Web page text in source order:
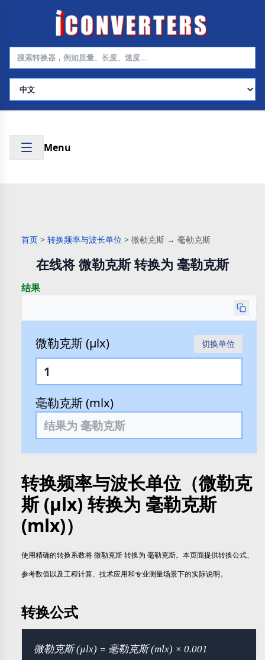
选择语言
Menu
首页 > 转换频率与波长单位 > 微勒克斯 → 毫勒克斯
在线将 微勒克斯 转换为 毫勒克斯
结果
微勒克斯 (µlx) 切换单位
毫勒克斯 (mlx)
转换频率与波长单位（微勒克
斯 (µlx) 转换为 毫勒克斯
(mlx)）
使用精确的转换系数将 微勒克斯 转换为 毫勒克斯。本页面提供转换公式、
参考数值以及工程计算、技术应用和专业测量场景下的实际说明。
转换公式
微勒克斯 (µlx) = 毫勒克斯 (mlx) × 0.001